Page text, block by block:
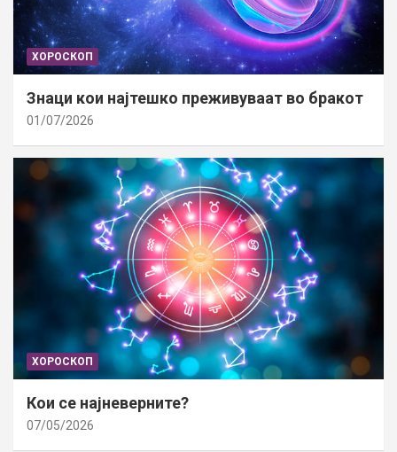
ХОРОСКОП
Знаци кои најтешко преживуваат во бракот
01/07/2026
ХОРОСКОП
Кои се најневерните?
07/05/2026